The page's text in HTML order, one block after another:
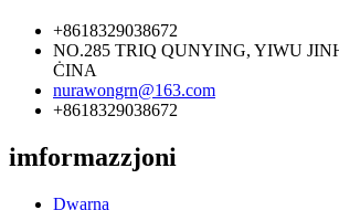
+8618329038672
NO.285 TRIQ QUNYING, YIWU
ĊINA
nurawongrn@163.com
+8618329038672
imformazzjoni
Dwarna